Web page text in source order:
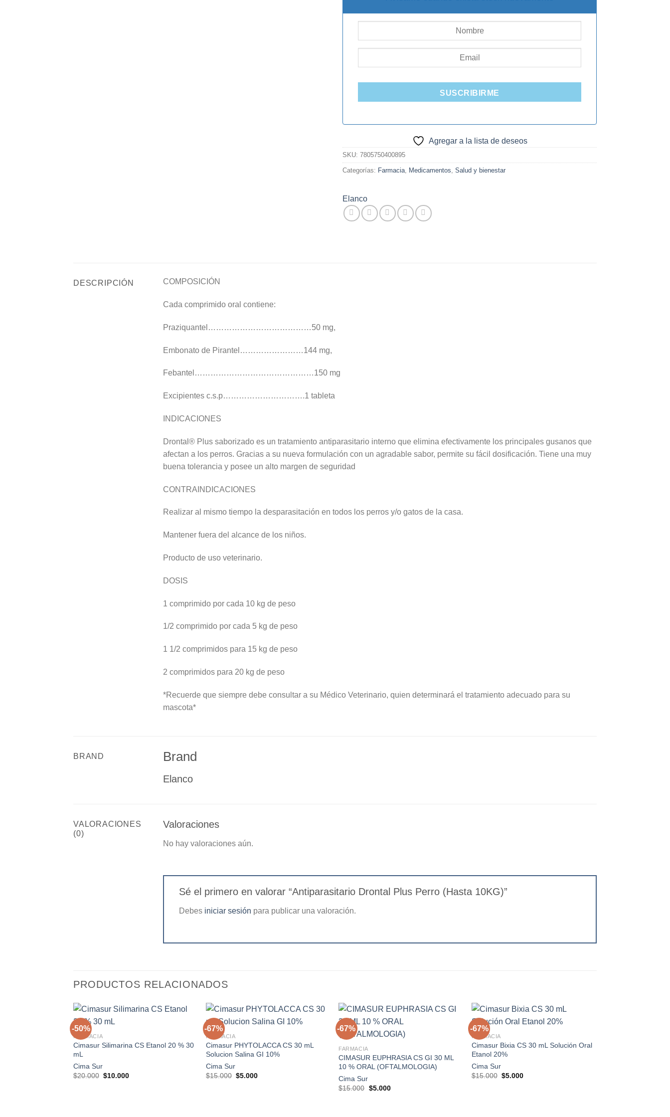
SUSCRIBIRME
Agregar a la lista de deseos
SKU: 7805750400895
Categorías: Farmacia, Medicamentos, Salud y bienestar
Elanco
DESCRIPCIÓN COMPOSICIÓN
Cada comprimido oral contiene:
Praziquantel…………………………………50 mg,
Embonato de Pirantel……………………144 mg,
Febantel………………………………………150 mg
Excipientes c.s.p………………………….1 tableta
INDICACIONES
Drontal® Plus saborizado es un tratamiento antiparasitario interno que elimina efectivamente los principales gusanos que
afectan a los perros. Gracias a su nueva formulación con un agradable sabor, permite su fácil dosificación. Tiene una muy
buena tolerancia y posee un alto margen de seguridad
CONTRAINDICACIONES
Realizar al mismo tiempo la desparasitación en todos los perros y/o gatos de la casa.
Mantener fuera del alcance de los niños.
Producto de uso veterinario.
DOSIS
1 comprimido por cada 10 kg de peso
1/2 comprimido por cada 5 kg de peso
1 1/2 comprimidos para 15 kg de peso
2 comprimidos para 20 kg de peso
*Recuerde que siempre debe consultar a su Médico Veterinario, quien determinará el tratamiento adecuado para su
mascota*
BRAND Brand
Elanco
VALORACIONES
(0)
Valoraciones
No hay valoraciones aún.
Sé el primero en valorar “Antiparasitario Drontal Plus Perro (Hasta 10KG)”
Debes iniciar sesión para publicar una valoración.
PRODUCTOS RELACIONADOS
-50%
Agregar
+
FARMACIA
Cimasur Silimarina CS Etanol 20 % 30
mL
Cima Sur
$20.000 El
$10.000El
-67%
Agregar
+
FARMACIA
Cimasur PHYTOLACCA CS 30 mL
Solucion Salina GI 10%
Cima Sur
$15.000 El
$5.000El
-67%
a la
lista de
deseos
+
FARMACIA
CIMASUR EUPHRASIA CS GI 30 ML
10 % ORAL (OFTALMOLOGIA)
Cima Sur
$15.000 El
$5.000El
-67%
Agregar
+
FARMACIA
Cimasur Bixia CS 30 mL Solución Oral
Etanol 20%
Cima Sur
$15.000 El
$5.000El